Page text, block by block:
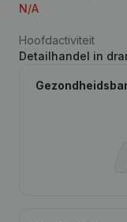
N/A
Hoofdactiviteit
Detailhandel in